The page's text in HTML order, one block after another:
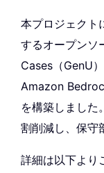
本プロジェクト
するオープンソ
Cases（GenU
Amazon
を構築しました
割削減し、保守
詳細は以下より